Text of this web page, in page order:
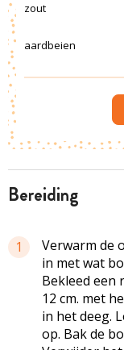
bereiding
1
Verwarm de
in met wat
Bekleed een
12 cm. met
in het deeg.
op. Bak de
zout
aardbeien